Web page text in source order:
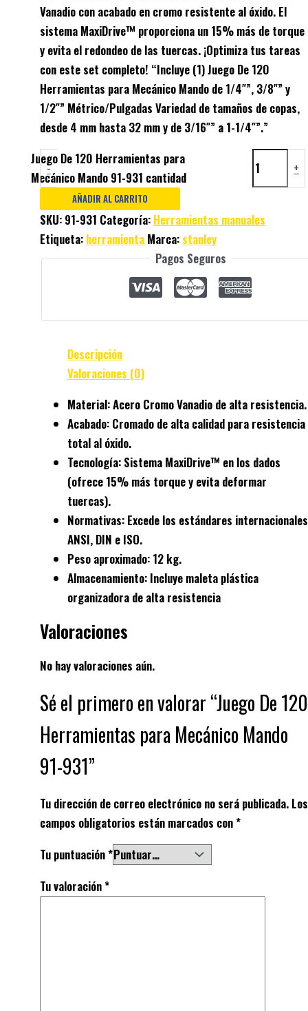
Vanadio con acabado en cromo resistente al óxido. El
sistema MaxiDrive™ proporciona un 15% más de torque
y evita el redondeo de las tuercas. ¡Optimiza tus tareas
con este set completo! “Incluye (1) Juego De 120
Herramientas para Mecánico Mando de 1/4″”, 3/8″” y
1/2″” Métrico/Pulgadas Variedad de tamaños de copas,
desde 4 mm hasta 32 mm y de 3/16″” a 1-1/4″”.”
-
Juego De 120 Herramientas para
Mecánico Mando 91-931 cantidad
+
AÑADIR AL CARRITO
SKU: 91-931 Categoría: Herramientas manuales
Etiqueta: herramienta Marca: stanley
Pagos Seguros
Descripción
Valoraciones (0)
Material: Acero Cromo Vanadio de alta resistencia.
Acabado: Cromado de alta calidad para resistencia
total al óxido.
Tecnología: Sistema MaxiDrive™ en los dados
(ofrece 15% más torque y evita deformar
tuercas).
Normativas: Excede los estándares internacionales
ANSI, DIN e ISO.
Peso aproximado: 12 kg.
Almacenamiento: Incluye maleta plástica
organizadora de alta resistencia
Valoraciones
No hay valoraciones aún.
Sé el primero en valorar “Juego De 120
Herramientas para Mecánico Mando
91-931”
Tu dirección de correo electrónico no será publicada. Los
campos obligatorios están marcados con*
Tu puntuación*
Tu valoración*